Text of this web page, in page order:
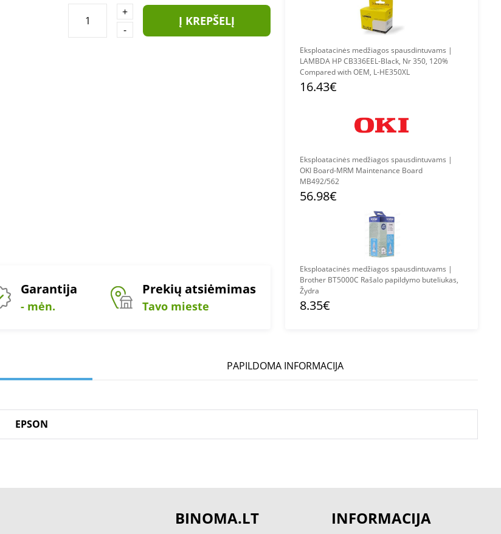
+
-
Į KREPŠELĮ
Garantija
- mėn.
Prekių atsiėmimas
Tavo mieste
Eksploatacinės medžiagos spausdintuvams |
LAMBDA HP CB336EEL-Black, Nr 350, 120%
Compared with OEM, L-HE350XL
16.43€
Eksploatacinės medžiagos spausdintuvams |
OKI Board-MRM Maintenance Board
MB492/562
56.98€
Eksploatacinės medžiagos spausdintuvams |
Brother BT5000C Rašalo papildymo buteliukas,
Žydra
8.35€
PAPILDOMA INFORMACIJA
EPSON
BINOMA.LT INFORMACIJA